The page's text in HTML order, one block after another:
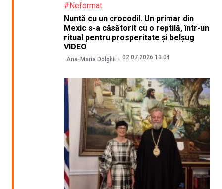
#Neformat
Nuntă cu un crocodil. Un primar din
Mexic s-a căsătorit cu o reptilă, într-un
ritual pentru prosperitate și belșug
VIDEO
Ana-Maria Dolghii 02.07.2026 13:04